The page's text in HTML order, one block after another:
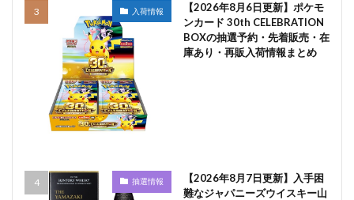
入荷情報
【2026年8月6日更新】ポケモ
ンカード 30th CELEBRATION
BOXの抽選予約・先着販売・在
庫あり・再販入荷情報まとめ
抽選情報
【2026年8月7日更新】入手困
難なジャパニーズウイスキー山